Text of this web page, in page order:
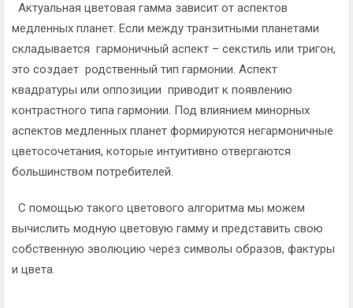
Актуальная цветовая гамма зависит от аспектов
медленных планет. Если между транзитными планетами
складывается гармоничный аспект – секстиль или тригон,
это создает родственный тип гармонии. Аспект
квадратуры или оппозиции приводит к появлению
контрастного типа гармонии. Под влиянием минорных
аспектов медленных планет формируются негармоничные
цветосочетания, которые интуитивно отвергаются
большинством потребителей.
С помощью такого цветового алгоритма мы можем
вычислить модную цветовую гамму и представить свою
собственную эволюцию через символы образов, фактуры
и цвета.